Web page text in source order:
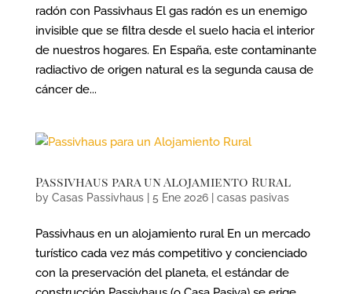
radón con Passivhaus El gas radón es un enemigo
invisible que se filtra desde el suelo hacia el interior
de nuestros hogares. En España, este contaminante
radiactivo de origen natural es la segunda causa de
cáncer de...
Passivhaus para un Alojamiento Rural
by Casas Passivhaus| 5 Ene 2026| casas pasivas
Passivhaus en un alojamiento rural En un mercado
turístico cada vez más competitivo y concienciado
con la preservación del planeta, el estándar de